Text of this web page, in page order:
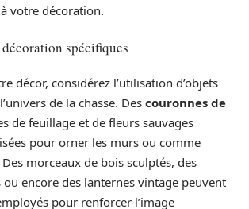
votre décoration.
spécifiques
décor, considérez l’utilisation d’objets
de la chasse. Des couronnes de
de feuillage et de fleurs sauvages
pour orner les murs ou comme
morceaux de bois sculptés, des
encore des lanternes vintage peuvent
pour renforcer l’image